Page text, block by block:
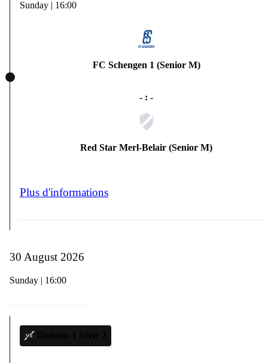
Sunday | 16:00
FC Schengen 1 (Senior M)
- : -
Red Star Merl-Belair (Senior M)
Plus d'informations
30 August 2026
Sunday | 16:00